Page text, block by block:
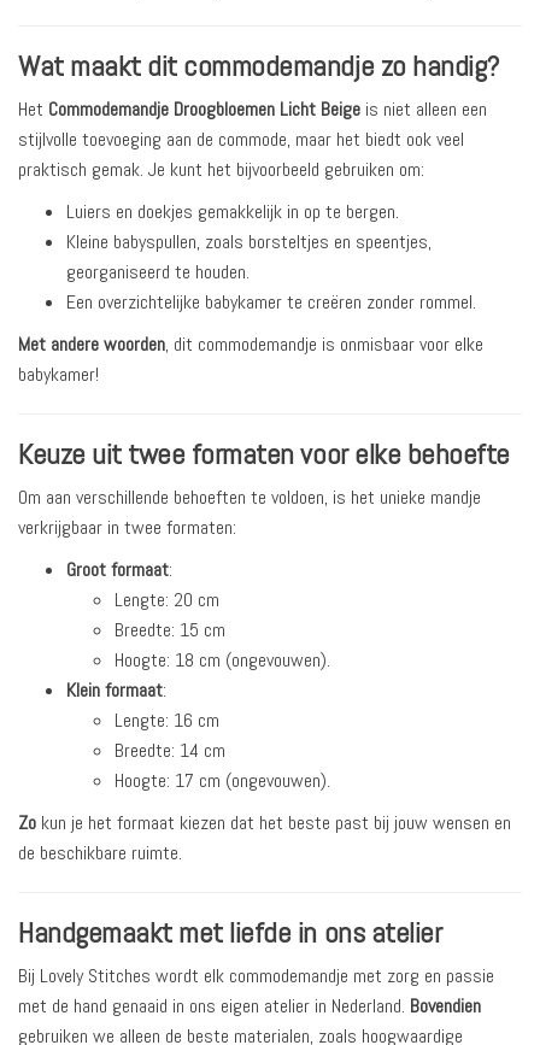
Wat maakt dit commodemandje zo handig?
Het Commodemandje Droogbloemen Licht Beige is niet alleen een
stijlvolle toevoeging aan de commode, maar het biedt ook veel
praktisch gemak. Je kunt het bijvoorbeeld gebruiken om:
Luiers en doekjes gemakkelijk in op te bergen.
Kleine babyspullen, zoals borsteltjes en speentjes,
georganiseerd te houden.
Een overzichtelijke babykamer te creëren zonder rommel.
Met andere woorden, dit commodemandje is onmisbaar voor elke
babykamer!
Keuze uit twee formaten voor elke behoefte
Om aan verschillende behoeften te voldoen, is het unieke mandje
verkrijgbaar in twee formaten:
Groot formaat:
Lengte: 20 cm
Breedte: 15 cm
Hoogte: 18 cm (ongevouwen).
Klein formaat:
Lengte: 16 cm
Breedte: 14 cm
Hoogte: 17 cm (ongevouwen).
Zo kun je het formaat kiezen dat het beste past bij jouw wensen en
de beschikbare ruimte.
Handgemaakt met liefde in ons atelier
Bij Lovely Stitches wordt elk commodemandje met zorg en passie
met de hand genaaid in ons eigen atelier in Nederland. Bovendien
gebruiken we alleen de beste materialen, zoals hoogwaardige